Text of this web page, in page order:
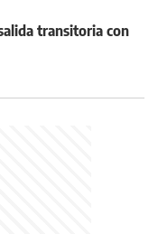
transitoria con